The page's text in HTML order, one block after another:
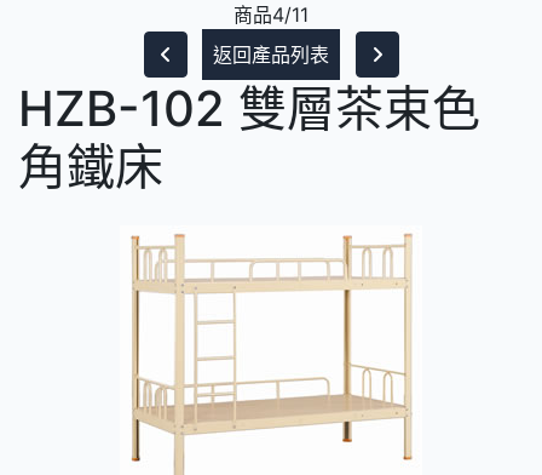
商品4/11
返回產品列表
HZB-102 雙層茶束色
角鐵床